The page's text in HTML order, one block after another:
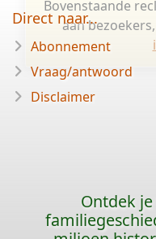
Bovenstaande
aan
Direct naar...
Abonnement
Vraag/antwoord
Disclaimer
Ontdek